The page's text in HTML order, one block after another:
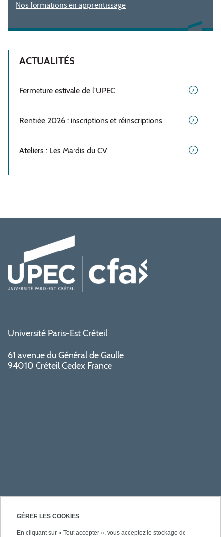
GÉRER LES COOKIES
En cliquant sur « Tout accepter », vous acceptez le stockage de
Nos formations en apprentissage
ACTUALITÉS
Fermeture estivale de l’UPEC
Rentrée 2026 : inscriptions et réinscriptions
Ateliers : Les Mardis du CV
Université Paris-Est Créteil
61 avenue du Général de Gaulle
94010 Créteil Cedex France
PRATIQUE